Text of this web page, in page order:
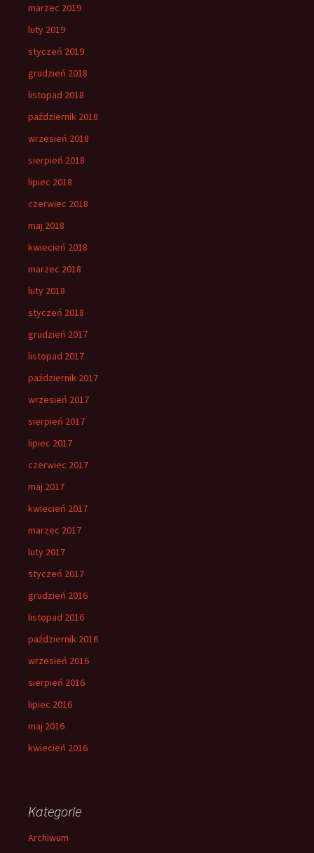
marzec 2019
luty 2019
styczeń 2019
grudzień 2018
listopad 2018
październik 2018
wrzesień 2018
sierpień 2018
lipiec 2018
czerwiec 2018
maj 2018
kwiecień 2018
marzec 2018
luty 2018
styczeń 2018
grudzień 2017
listopad 2017
październik 2017
wrzesień 2017
sierpień 2017
lipiec 2017
czerwiec 2017
maj 2017
kwiecień 2017
marzec 2017
luty 2017
styczeń 2017
grudzień 2016
listopad 2016
październik 2016
wrzesień 2016
sierpień 2016
lipiec 2016
maj 2016
kwiecień 2016
Kategorie
Archiwum